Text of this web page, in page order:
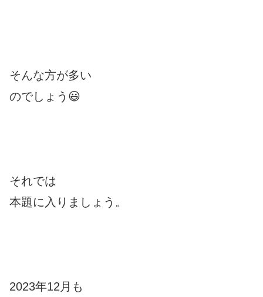
そんな方が多い
のでしょう😃
それでは
本題に入りましょう。
2023年12月も